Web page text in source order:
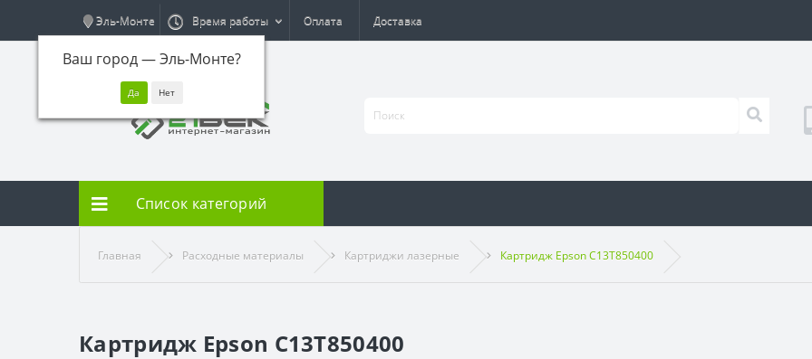
Эль-Монте
Ваш город —Эль-Монте?
Время работы Оплата Доставка
Список категорий
Главная Расходные материалы Картриджи лазерные Картридж Epson C13T850400
Картридж Epson C13T850400